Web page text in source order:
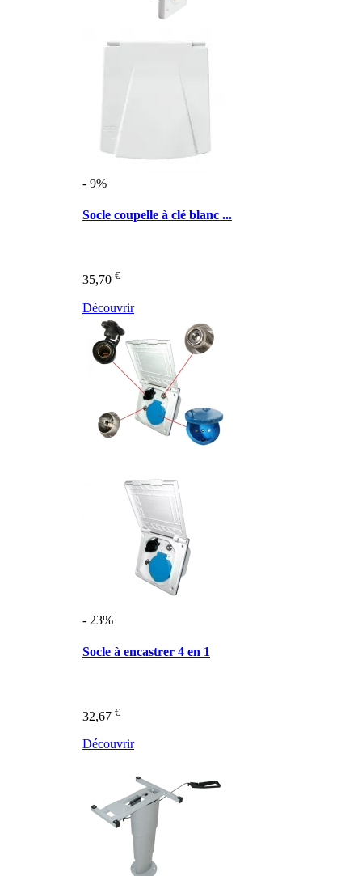
- 9%
Socle coupelle à clé blanc ...
35,70 €
Découvrir
- 23%
Socle à encastrer 4 en 1
32,67 €
Découvrir